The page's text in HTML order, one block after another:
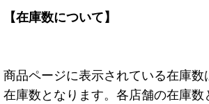
【在庫数について】
商品ページに表示されている在庫数
在庫数となります。各店舗の在庫数